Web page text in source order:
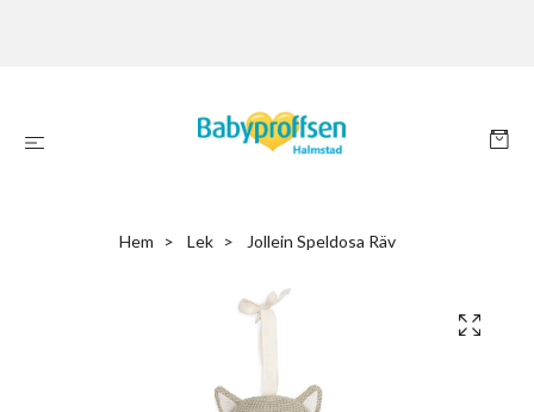
Hem Lek Jollein Speldosa Räv